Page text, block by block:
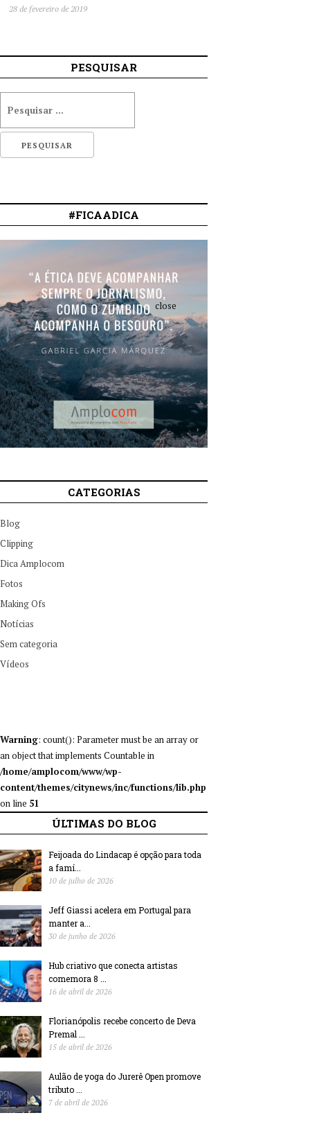
28 de fevereiro de 2019
PESQUISAR
#FICAADICA
CATEGORIAS
Blog
Clipping
Dica Amplocom
Fotos
Making Ofs
Notícias
Sem categoria
Vídeos
Warning: count(): Parameter must be an array or
an object that implements Countable in
/home/amplocom/www/wp-
content/themes/citynews/inc/functions/lib.php
on line 51
ÚLTIMAS DO BLOG
Feijoada do Lindacap é opção para toda
a famí...
10 de julho de 2026
Jeff Giassi acelera em Portugal para
manter a...
30 de junho de 2026
Hub criativo que conecta artistas
comemora 8 ...
16 de abril de 2026
Florianópolis recebe concerto de Deva
Premal ...
15 de abril de 2026
Aulão de yoga do Jurerê Open promove
tributo ...
7 de abril de 2026
close